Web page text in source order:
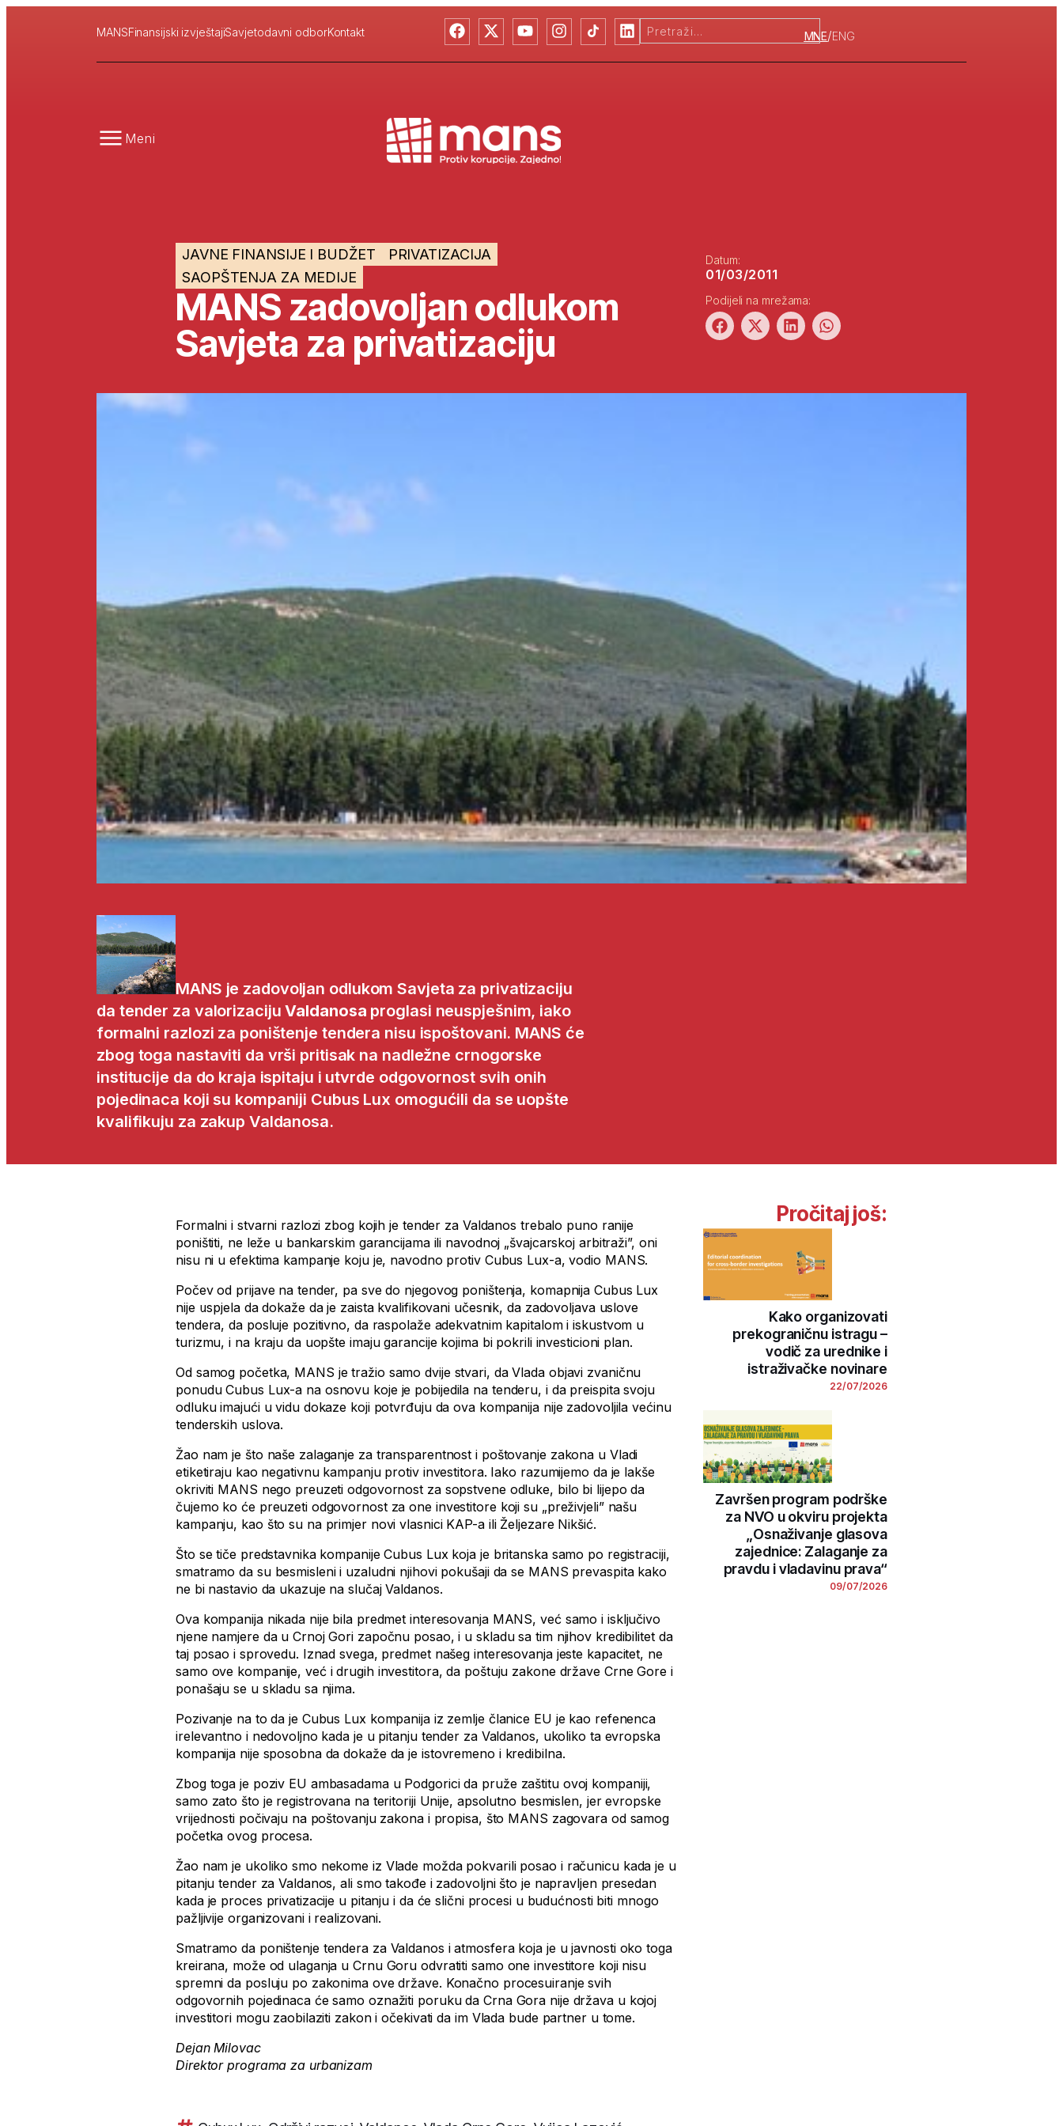
MANSFinansijski izvještajiSavjetodavni odborKontakt MNE/ENG
Meni
JAVNE FINANSIJE I BUDŽET
PRIVATIZACIJA
SAOPŠTENJA ZA MEDIJE
MANS zadovoljan odlukom
Savjeta za privatizaciju
Datum:
01/03/2011
Podijeli na mrežama:
MANS je zadovoljan odlukom Savjeta za privatizaciju
da tender za valorizacijuValdanosa proglasi neuspješnim, iako
formalni razlozi za poništenje tendera nisu ispoštovani. MANS će
zbog toga nastaviti da vrši pritisak na nadležne crnogorske
institucije da do kraja ispitaju i utvrde odgovornost svih onih
pojedinaca koji su kompaniji Cubus Lux omogućili da se uopšte
kvalifikuju za zakup Valdanosa.
Formalni i stvarni razlozi zbog kojih je tender za Valdanos trebalo puno ranije
poništiti, ne leže u bankarskim garancijama ili navodnoj „švajcarskoj arbitraži”, oni
nisu ni u efektima kampanje koju je, navodno protiv Cubus Lux-a, vodio MANS.
Počev od prijave na tender, pa sve do njegovog poništenja, komapnija Cubus Lux
nije uspjela da dokaže da je zaista kvalifikovani učesnik, da zadovoljava uslove
tendera, da posluje pozitivno, da raspolaže adekvatnim kapitalom i iskustvom u
turizmu, i na kraju da uopšte imaju garancije kojima bi pokrili investicioni plan.
Od samog početka, MANS je tražio samo dvije stvari, da Vlada objavi zvaničnu
ponudu Cubus Lux-a na osnovu koje je pobijedila na tenderu, i da preispita svoju
odluku imajući u vidu dokaze koji potvrđuju da ova kompanija nije zadovoljila većinu
tenderskih uslova.
Žao nam je što naše zalaganje za transparentnost i poštovanje zakona u Vladi
etiketiraju kao negativnu kampanju protiv investitora. Iako razumijemo da je lakše
okriviti MANS nego preuzeti odgovornost za sopstvene odluke, bilo bi lijepo da
čujemo ko će preuzeti odgovornost za one investitore koji su „preživjeli” našu
kampanju, kao što su na primjer novi vlasnici KAP-a ili Željezare Nikšić.
Što se tiče predstavnika kompanije Cubus Lux koja je britanska samo po registraciji,
smatramo da su besmisleni i uzaludni njihovi pokušaji da se MANS prevaspita kako
ne bi nastavio da ukazuje na slučaj Valdanos.
Ova kompanija nikada nije bila predmet interesovanja MANS, već samo i isključivo
njene namjere da u Crnoj Gori započnu posao, i u skladu sa tim njihov kredibilitet da
taj posao i sprovedu. Iznad svega, predmet našeg interesovanja jeste kapacitet, ne
samo ove kompanije, već i drugih investitora, da poštuju zakone države Crne Gore i
ponašaju se u skladu sa njima.
Pozivanje na to da je Cubus Lux kompanija iz zemlje članice EU je kao refenenca
irelevantno i nedovoljno kada je u pitanju tender za Valdanos, ukoliko ta evropska
kompanija nije sposobna da dokaže da je istovremeno i kredibilna.
Zbog toga je poziv EU ambasadama u Podgorici da pruže zaštitu ovoj kompaniji,
samo zato što je registrovana na teritoriji Unije, apsolutno besmislen, jer evropske
vrijednosti počivaju na poštovanju zakona i propisa, što MANS zagovara od samog
početka ovog procesa.
Žao nam je ukoliko smo nekome iz Vlade možda pokvarili posao i računicu kada je u
pitanju tender za Valdanos, ali smo takođe i zadovoljni što je napravljen presedan
kada je proces privatizacije u pitanju i da će slični procesi u budućnosti biti mnogo
pažljivije organizovani i realizovani.
Smatramo da poništenje tendera za Valdanos i atmosfera koja je u javnosti oko toga
kreirana, može od ulaganja u Crnu Goru odvratiti samo one investitore koji nisu
spremni da posluju po zakonima ove države. Konačno procesuiranje svih
odgovornih pojedinaca će samo oznažiti poruku da Crna Gora nije država u kojoj
investitori mogu zaobilaziti zakon i očekivati da im Vlada bude partner u tome.
Dejan Milovac
Direktor programa za urbanizam
Pročitaj još:
Kako organizovati
prekograničnu istragu –
vodič za urednike i
istraživačke novinare
22/07/2026
Završen program podrške
za NVO u okviru projekta
„Osnaživanje glasova
zajednice: Zalaganje za
pravdu i vladavinu prava“
09/07/2026